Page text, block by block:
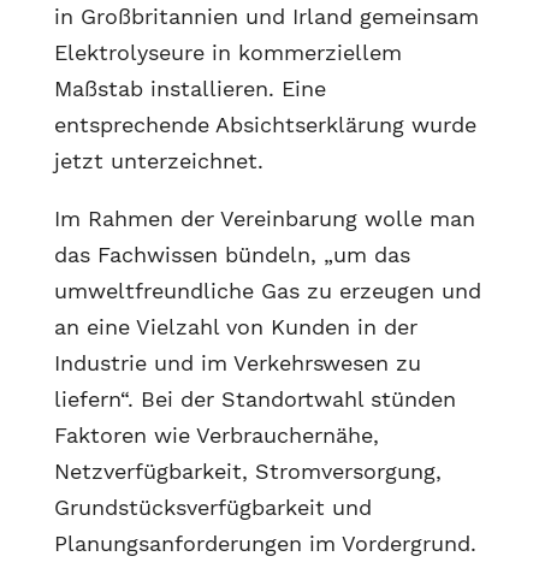
in Großbritannien und Irland gemeinsam
Elektrolyseure in kommerziellem
Maßstab installieren. Eine
entsprechende Absichtserklärung wurde
jetzt unterzeichnet.
Im Rahmen der Vereinbarung wolle man
das Fachwissen bündeln, „um das
umweltfreundliche Gas zu erzeugen und
an eine Vielzahl von Kunden in der
Industrie und im Verkehrswesen zu
liefern“. Bei der Standortwahl stünden
Faktoren wie Verbrauchernähe,
Netzverfügbarkeit, Stromversorgung,
Grundstücksverfügbarkeit und
Planungsanforderungen im Vordergrund.